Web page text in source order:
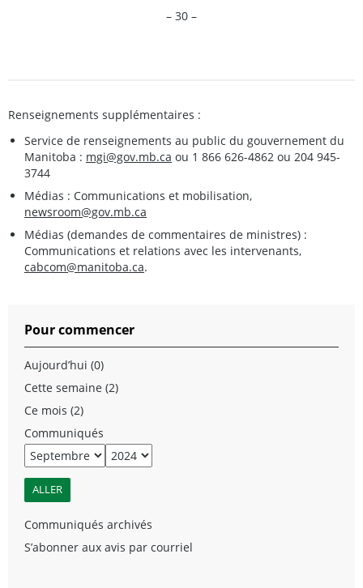
– 30 –
Renseignements supplémentaires :
Service de renseignements au public du gouvernement du
Manitoba : mgi@gov.mb.ca ou 1 866 626-4862 ou 204 945-
3744
Médias : Communications et mobilisation,
newsroom@gov.mb.ca
Médias (demandes de commentaires de ministres) :
Communications et relations avec les intervenants,
cabcom@manitoba.ca.
Pour commencer
Aujourd’hui (0)
Cette semaine (2)
Ce mois (2)
Communiqués
Communiqués archivés
S’abonner aux avis par courriel